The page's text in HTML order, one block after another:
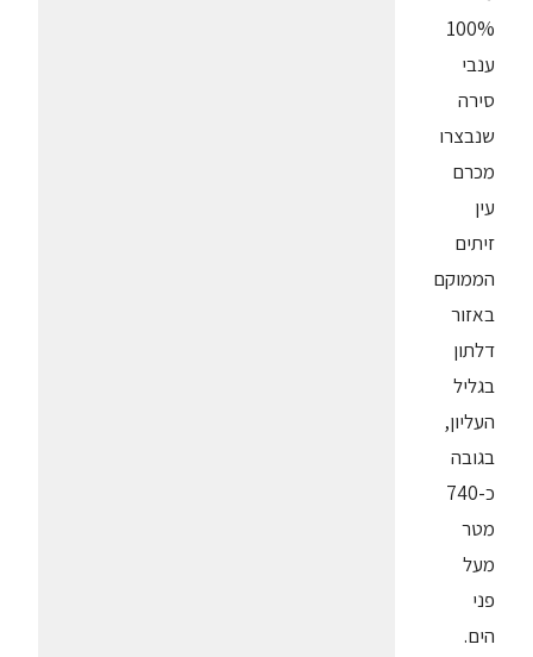
100%
ענבי
סירה
שנבצרו
מכרם
עין
זיתים
הממוקם
באזור
דלתון
בגליל
העליון,
בגובה
כ-740
מטר
מעל
פני
הים.